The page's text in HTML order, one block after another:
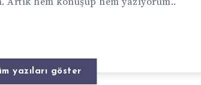
yazıları göster